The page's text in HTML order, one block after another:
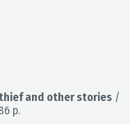
thief and other stories /
p.